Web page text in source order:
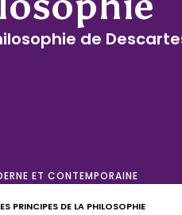
de
ET CONTEMPORAINE
PRINCIPES DE LA PHILOSOPHIE